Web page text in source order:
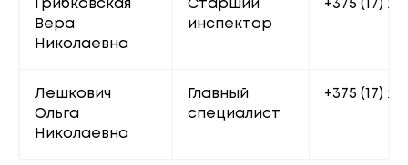
Грибковская
Вера
Николаевна
Старший
инспектор
+375 (17)
Лешкович
Ольга
Николаевна
Главный
специалист
+375 (17)